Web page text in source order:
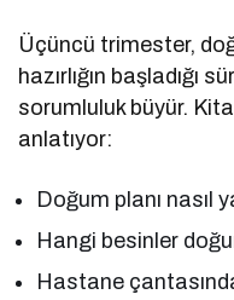
Üçüncü trimester,
hazırlığın başladığı
sorumluluk büyür.
anlatıyor:
Doğum planı nasıl
Hangi besinler
Hastane